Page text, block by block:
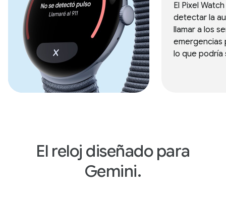
El Pixel
detectar la
llamar a los
emergencias
lo que podría
El reloj diseñado para
Gemini.